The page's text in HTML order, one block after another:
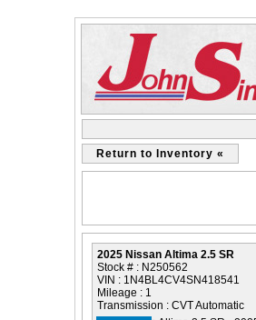
Return to Inventory «
2025 Nissan Altima 2.5 SR
Stock # : N250562
VIN : 1N4BL4CV4SN418541
Mileage : 1
Transmission : CVT Automatic